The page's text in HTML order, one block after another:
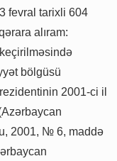
fevral tarixli 604
alıram:
bölgüsü
2001-ci il
2001, № 6, maddə